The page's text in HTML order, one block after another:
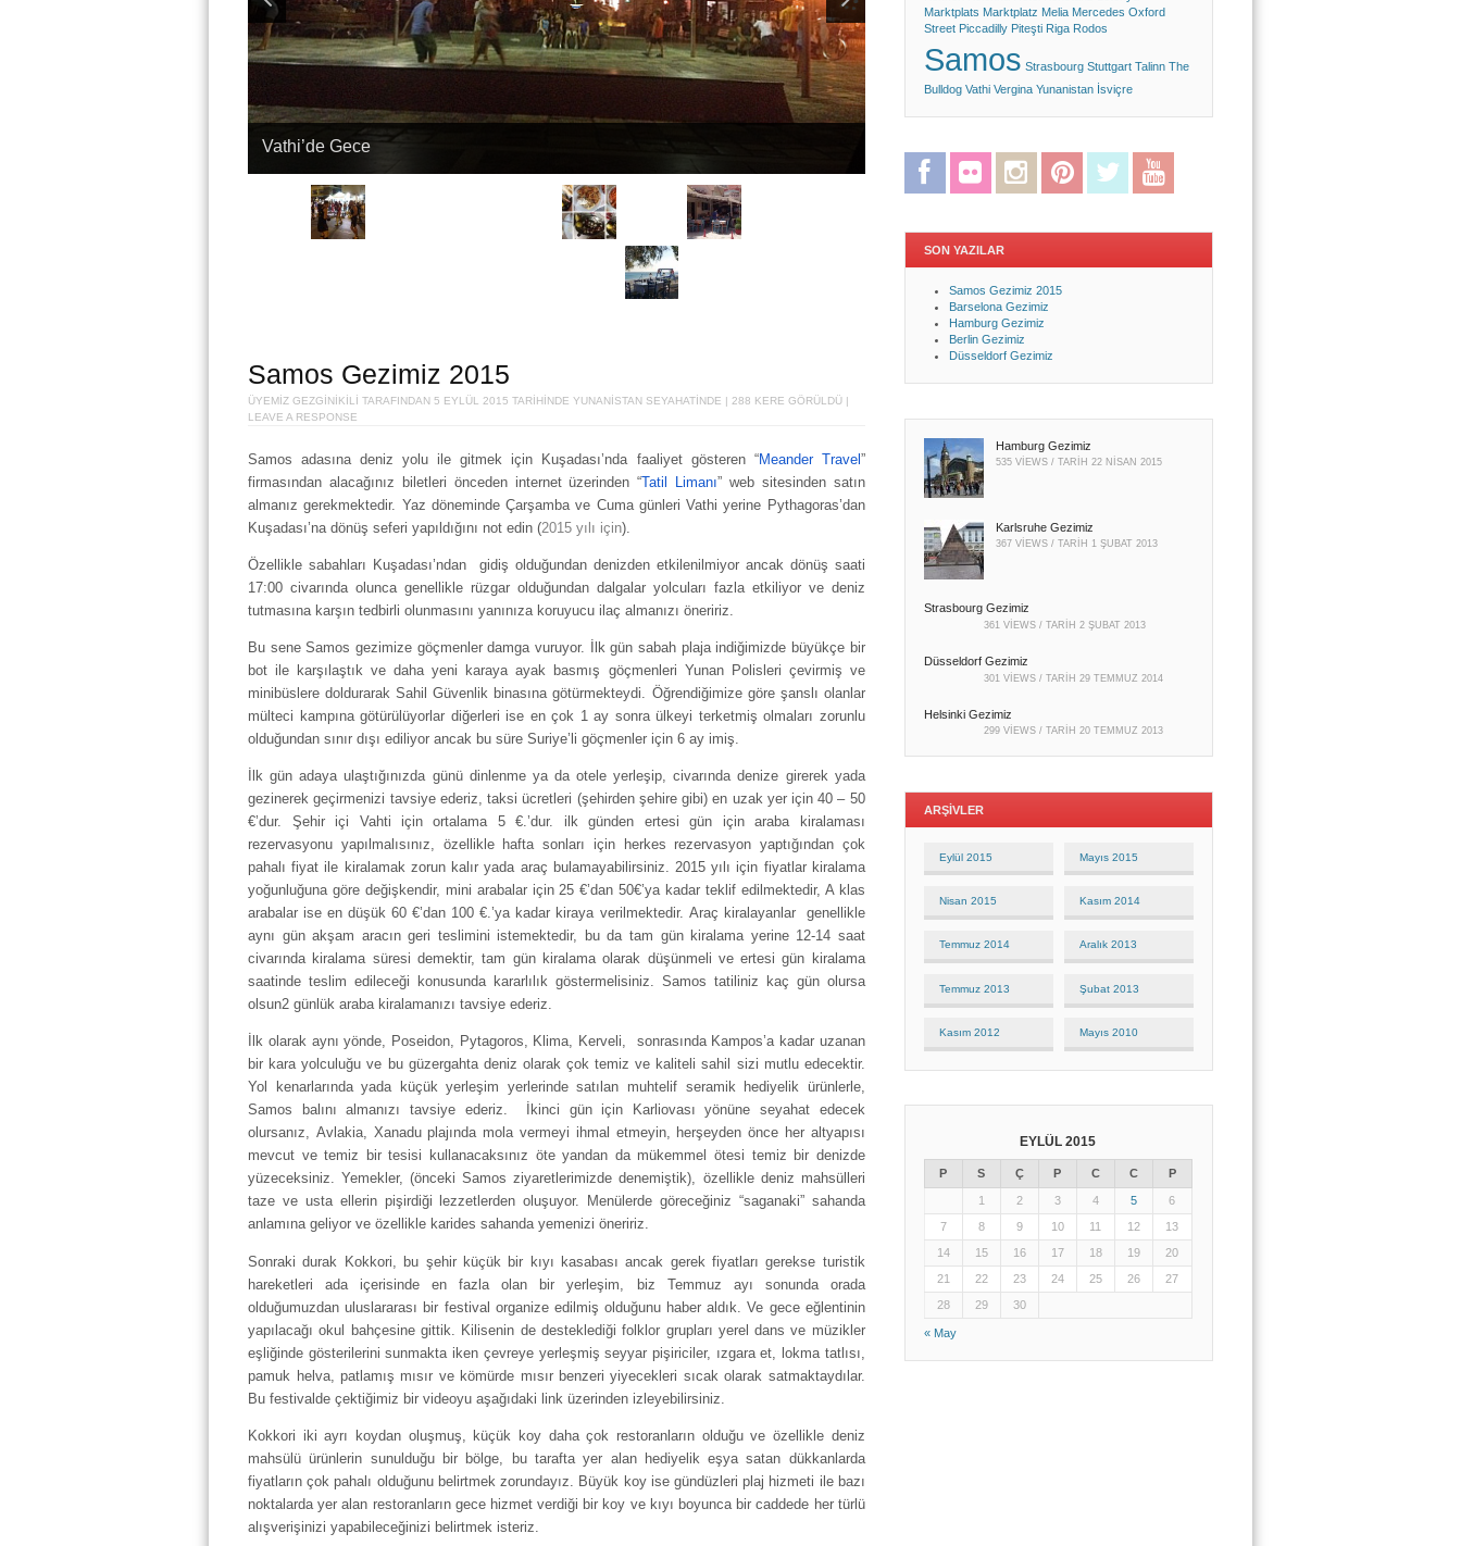
Vathi’de Gece
Samos Gezimiz 2015
ÜYEMIZGEZGINIKILI TARAFINDAN5 EYLÜL 2015 TARIHINDEYUNANİSTAN SEYAHATINDE | 288 KERE GÖRÜLDÜ |
LEAVE A RESPONSE
Samos adasına deniz yolu ile gitmek için Kuşadası’nda faaliyet gösteren “Meander Travel ”
firmasından alacağınız biletleri önceden internet üzerinden “Tatil Limanı” web sitesinden satın
almanız gerekmektedir. Yaz döneminde Çarşamba ve Cuma günleri Vathi yerine Pythagoras’dan
Kuşadası’na dönüş seferi yapıldığını not edin (2015 yılı için).
Özellikle sabahları Kuşadası’ndan gidiş olduğundan denizden etkilenilmiyor ancak dönüş saati
17:00 civarında olunca genellikle rüzgar olduğundan dalgalar yolcuları fazla etkiliyor ve deniz
tutmasına karşın tedbirli olunmasını yanınıza koruyucu ilaç almanızı öneririz.
Bu sene Samos gezimize göçmenler damga vuruyor. İlk gün sabah plaja indiğimizde büyükçe bir
bot ile karşılaştık ve daha yeni karaya ayak basmış göçmenleri Yunan Polisleri çevirmiş ve
minibüslere doldurarak Sahil Güvenlik binasına götürmekteydi. Öğrendiğimize göre şanslı olanlar
mülteci kampına götürülüyorlar diğerleri ise en çok 1 ay sonra ülkeyi terketmiş olmaları zorunlu
olduğundan sınır dışı ediliyor ancak bu süre Suriye’li göçmenler için 6 ay imiş.
İlk gün adaya ulaştığınızda günü dinlenme ya da otele yerleşip, civarında denize girerek yada
gezinerek geçirmenizi tavsiye ederiz, taksi ücretleri (şehirden şehire gibi) en uzak yer için 40 – 50
€’dur. Şehir içi Vahti için ortalama 5 €.’dur. ilk günden ertesi gün için araba kiralaması
rezervasyonu yapılmalısınız, özellikle hafta sonları için herkes rezervasyon yaptığından çok
pahalı fiyat ile kiralamak zorun kalır yada araç bulamayabilirsiniz. 2015 yılı için fiyatlar kiralama
yoğunluğuna göre değişkendir, mini arabalar için 25 €’dan 50€’ya kadar teklif edilmektedir, A klas
arabalar ise en düşük 60 €’dan 100 €.’ya kadar kiraya verilmektedir. Araç kiralayanlar genellikle
aynı gün akşam aracın geri teslimini istemektedir, bu da tam gün kiralama yerine 12-14 saat
civarında kiralama süresi demektir, tam gün kiralama olarak düşünmeli ve ertesi gün kiralama
saatinde teslim edileceği konusunda kararlılık göstermelisiniz. Samos tatiliniz kaç gün olursa
olsun2 günlük araba kiralamanızı tavsiye ederiz.
İlk olarak aynı yönde, Poseidon, Pytagoros, Klima, Kerveli, sonrasında Kampos’a kadar uzanan
bir kara yolculuğu ve bu güzergahta deniz olarak çok temiz ve kaliteli sahil sizi mutlu edecektir.
Yol kenarlarında yada küçük yerleşim yerlerinde satılan muhtelif seramik hediyelik ürünlerle,
Samos balını almanızı tavsiye ederiz. İkinci gün için Karliovası yönüne seyahat edecek
olursanız, Avlakia, Xanadu plajında mola vermeyi ihmal etmeyin, herşeyden önce her altyapısı
mevcut ve temiz bir tesisi kullanacaksınız öte yandan da mükemmel ötesi temiz bir denizde
yüzeceksiniz. Yemekler, (önceki Samos ziyaretlerimizde denemiştik), özellikle deniz mahsülleri
taze ve usta ellerin pişirdiği lezzetlerden oluşuyor. Menülerde göreceğiniz “saganaki” sahanda
anlamına geliyor ve özellikle karides sahanda yemenizi öneririz.
Sonraki durak Kokkori, bu şehir küçük bir kıyı kasabası ancak gerek fiyatları gerekse turistik
hareketleri ada içerisinde en fazla olan bir yerleşim, biz Temmuz ayı sonunda orada
olduğumuzdan uluslararası bir festival organize edilmiş olduğunu haber aldık. Ve gece eğlentinin
yapılacağı okul bahçesine gittik. Kilisenin de desteklediği folklor grupları yerel dans ve müzikler
eşliğinde gösterilerini sunmakta iken çevreye yerleşmiş seyyar pişiriciler, ızgara et, lokma tatlısı,
pamuk helva, patlamış mısır ve kömürde mısır benzeri yiyecekleri sıcak olarak satmaktaydılar.
Bu festivalde çektiğimiz bir videoyu aşağıdaki link üzerinden izleyebilirsiniz.
Kokkori iki ayrı koydan oluşmuş, küçük koy daha çok restoranların olduğu ve özellikle deniz
mahsülü ürünlerin sunulduğu bir bölge, bu tarafta yer alan hediyelik eşya satan dükkanlarda
fiyatların çok pahalı olduğunu belirtmek zorundayız. Büyük koy ise gündüzleri plaj hizmeti ile bazı
noktalarda yer alan restoranların gece hizmet verdiği bir koy ve kıyı boyunca bir caddede her türlü
alışverişinizi yapabileceğinizi belirtmek isteriz.
Marktplats Marktplatz Melia Mercedes Oxford
Street Piccadilly Piteşti Riga Rodos
Samos Strasbourg Stuttgart Talinn The
Bulldog Vathi Vergina Yunanistan İsviçre
Facebook Flickr Instagram Twitter
SON YAZILAR
Samos Gezimiz 2015
Barselona Gezimiz
Hamburg Gezimiz
Berlin Gezimiz
Düsseldorf Gezimiz
Hamburg Gezimiz
535 VIEWS / TARIH22 NISAN 2015
Karlsruhe Gezimiz
367 VIEWS / TARIH 1 ŞUBAT 2013
Strasbourg Gezimiz
361 VIEWS / TARIH 2 ŞUBAT 2013
Düsseldorf Gezimiz
301 VIEWS / TARIH 29 TEMMUZ 2014
Helsinki Gezimiz
299 VIEWS / TARIH 20 TEMMUZ 2013
ARŞIVLER
Eylül 2015 Mayıs 2015
Nisan 2015 Kasım 2014
Temmuz 2014 Aralık 2013
Temmuz 2013 Şubat 2013
Kasım 2012 Mayıs 2010
EYLÜL 2015
P S Ç P C C P
1 2 3 4 5
6
7
8 9 10 11 12
13
14
15 16 17 18 19
20
21
22 23 24 25 26
27
28
29 30
« May